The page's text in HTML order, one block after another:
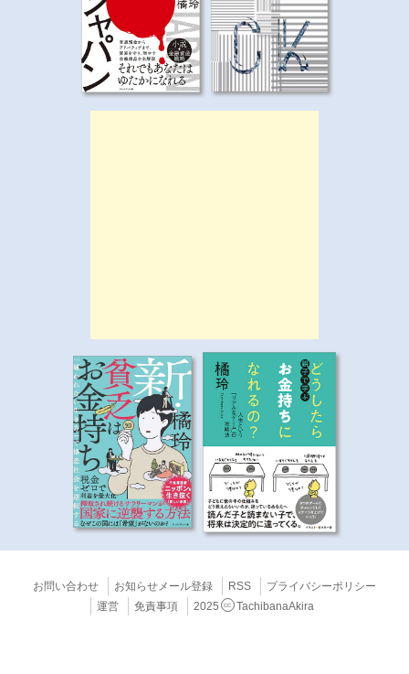
お問い合わせ お知らせメール登録 RSS
プライバシーポリシー
運営
免責事項 2025 CC TachibanaAkira